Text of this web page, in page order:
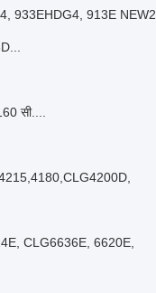
933EHDG4, 913E NEW2,
सी....
CLG6636E, 6620E,